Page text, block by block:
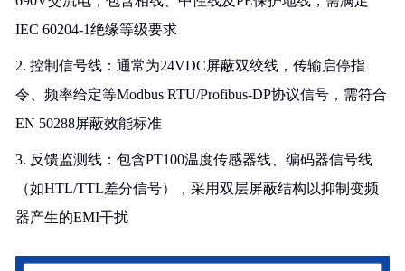
IEC 60204-1绝缘等级要求
2. 控制信号线：通常为24VDC屏蔽双绞线，传输启停指
令、频率给定等Modbus RTU/Profibus-DP协议信号，需符合
EN 50288屏蔽效能标准
3. 反馈监测线：包含PT100温度传感器线、编码器信号线
（如HTL/TTL差分信号），采用双层屏蔽结构以抑制变频
器产生的EMI干扰